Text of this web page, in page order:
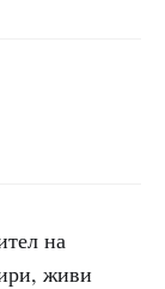
на
живи